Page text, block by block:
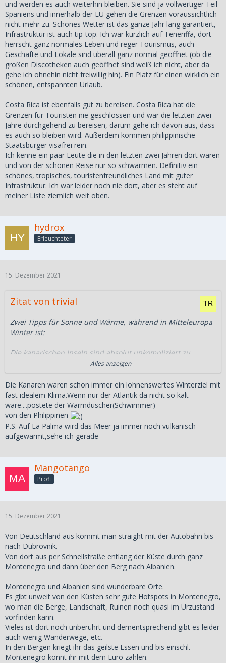
und werden es auch weiterhin bleiben. Sie sind ja vollwertiger Teil
Spaniens und innerhalb der EU gehen die Grenzen voraussichtlich
nicht mehr zu. Schönes Wetter ist das ganze Jahr lang garantiert,
Infrastruktur ist auch tip-top. Ich war kürzlich auf Teneriffa, dort
herrscht ganz normales Leben und reger Tourismus, auch
Geschäfte und Lokale sind überall ganz normal geöffnet (ob die
großen Discotheken auch geöffnet sind weiß ich nicht, aber da
gehe ich ohnehin nicht freiwillig hin). Ein Platz für einen wirklich ein
schönen, entspannten Urlaub.
Costa Rica ist ebenfalls gut zu bereisen. Costa Rica hat die
Grenzen für Touristen nie geschlossen und war die letzten zwei
Jahre durchgehend zu bereisen, darum gehe ich davon aus, dass
es auch so bleiben wird. Außerdem kommen philippinische
Staatsbürger visafrei rein.
Ich kenne ein paar Leute die in den letzten zwei Jahren dort waren
und von der schönen Reise nur so schwärmen. Definitiv ein
schönes, tropisches, touristenfreundliches Land mit guter
Infrastruktur. Ich war leider noch nie dort, aber es steht auf
meiner Liste ziemlich weit oben.
hydrox
Erleuchteter
15. Dezember 2021
Zitat von trivial
Zwei Tipps für Sonne und Wärme, während in Mitteleuropa
Winter ist:
Die kanarischen Inseln sind absolut unkompliziert zu
erreichen und werden es auch weiterhin bleiben. Sie sind ja
vollwertiger Teil Spaniens und innerhalb der EU gehen die
Grenzen voraussichtlich nicht mehr zu. Schönes Wetter ist
das ganze Jahr lang garantiert, Infrastruktur ist auch tip-top.
Ich war kürzlich auf Teneriffa, dort herrscht ganz normales
Leben und reger Tourismus, auch Geschäfte und Lokale
sind überall ganz normal geöffnet (ob die großen
Discotheken auch geöffnet sind weiß ich nicht, aber da gehe
ich ohnehin nicht freiwillig hin). Ein Platz für einen wirklich
Costa Rica ist ebenfalls gut zu bereisen. Costa Rica hat die
Grenzen für Touristen nie geschlossen und war die letzten
zwei Jahre durchgehend zu bereisen, darum gehe ich davon
philippinische Staatsbürger visafrei rein.
waren und von der schönen Reise nur so schwärmen.
Definitiv ein schönes, tropisches, touristenfreundliches Land
mit guter Infrastruktur. Ich war leider noch nie dort, aber es
steht auf meiner Liste ziemlich weit oben.
Alles anzeigen
Die Kanaren waren schon immer ein lohnenswertes Winterziel mit
fast idealem Klima.Wenn nur der Atlantik da nicht so kalt
wäre....postete der Warmduscher(Schwimmer)
von den Philippinen
P.S. Auf La Palma wird das Meer ja immer noch vulkanisch
aufgewärmt,sehe ich gerade
Mangotango
Profi
15. Dezember 2021
Von Deutschland aus kommt man straight mit der Autobahn bis
nach Dubrovnik.
Von dort aus per Schnellstraße entlang der Küste durch ganz
Montenegro und dann über den Berg nach Albanien.
Montenegro und Albanien sind wunderbare Orte.
Es gibt unweit von den Küsten sehr gute Hotspots in Montenegro,
wo man die Berge, Landschaft, Ruinen noch quasi im Urzustand
vorfinden kann.
Vieles ist dort noch unberührt und dementsprechend gibt es leider
auch wenig Wanderwege, etc.
In den Bergen kriegt ihr das geilste Essen und bis einschl.
Montenegro könnt ihr mit dem Euro zahlen.